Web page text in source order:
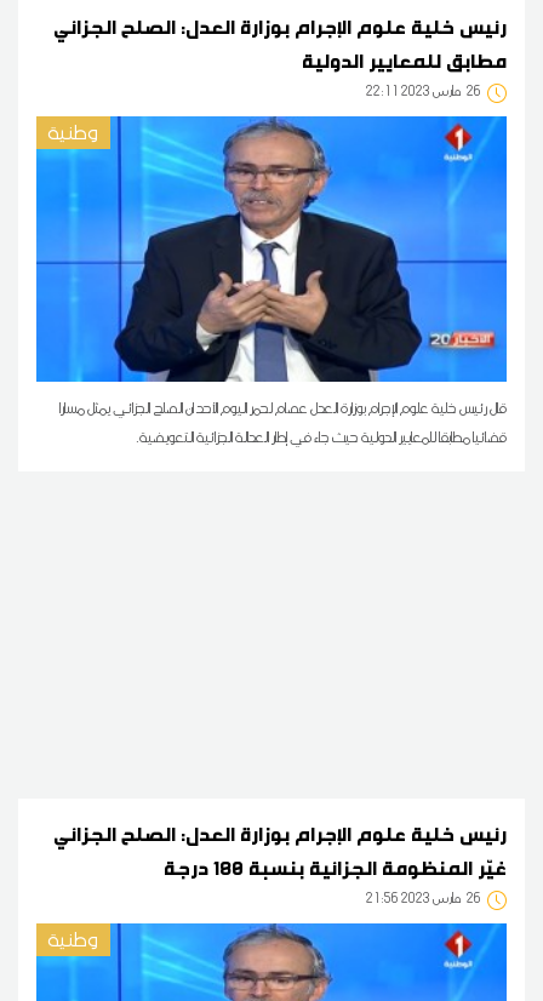
رئيس خلية علوم الإجرام بوزارة العدل: الصلح الجزائي
مطابق للمعايير الدولية
26 22:11 2023 مارس
وطنية
قال رئيس خلية علوم الإجرام بوزارة العدل عصام لحمر اليوم الأحد ان الصلح الجزائي يمثل مسارا
قضائيا مطابقا للمعايير الدولية حيث جاء في إطار العدالة الجزائية التعويضية.
رئيس خلية علوم الإجرام بوزارة العدل: الصلح الجزائي
غيّر المنظومة الجزائية بنسبة 180 درجة
26 21:56 2023 مارس
وطنية